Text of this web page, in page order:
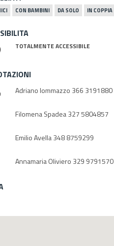
CON BAMBINI DA SOLO IN COPPIA
TOTALMENTE ACCESSIBILE
Adriano Iommazzo 366 3191880
Filomena Spadea 327 5804857
Emilio Avella 348 8759299
Annamaria Oliviero 329 9791570